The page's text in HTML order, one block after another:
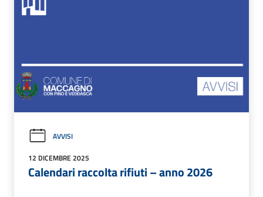
AVVISI
12 DICEMBRE 2025
Calendari raccolta rifiuti – anno 2026